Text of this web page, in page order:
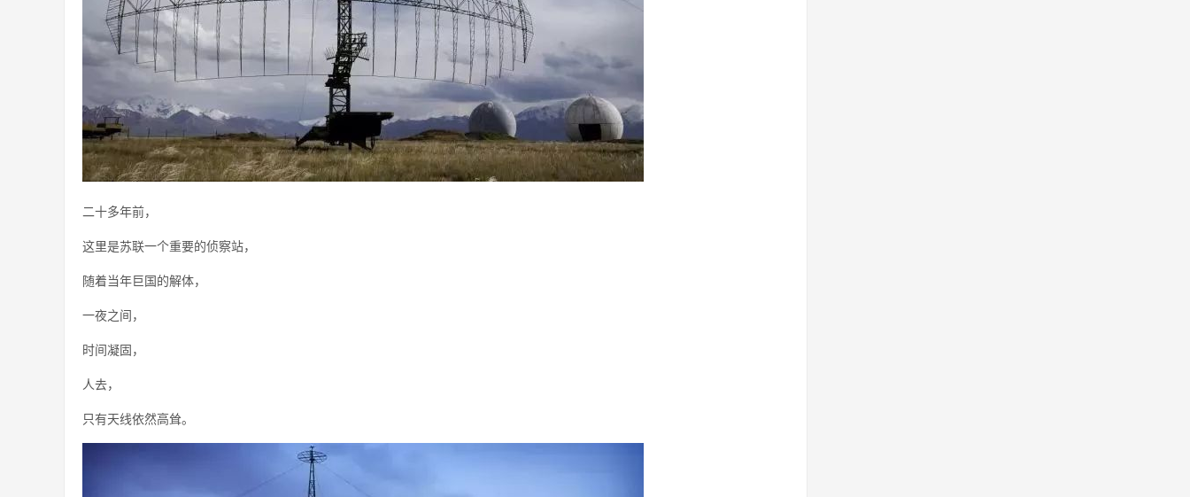
二十多年前，
这里是苏联一个重要的侦察站，
随着当年巨国的解体，
一夜之间，
时间凝固，
人去，
只有天线依然高耸。